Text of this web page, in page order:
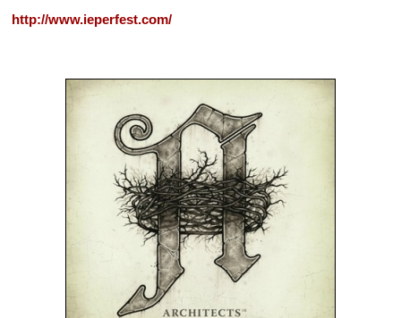
http://www.ieperfest.com/